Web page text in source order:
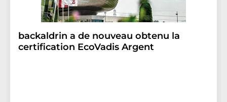
backaldrin a de nouveau obtenu la
certification EcoVadis Argent